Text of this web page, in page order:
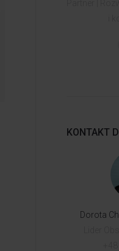
KONTAKT
Dorota